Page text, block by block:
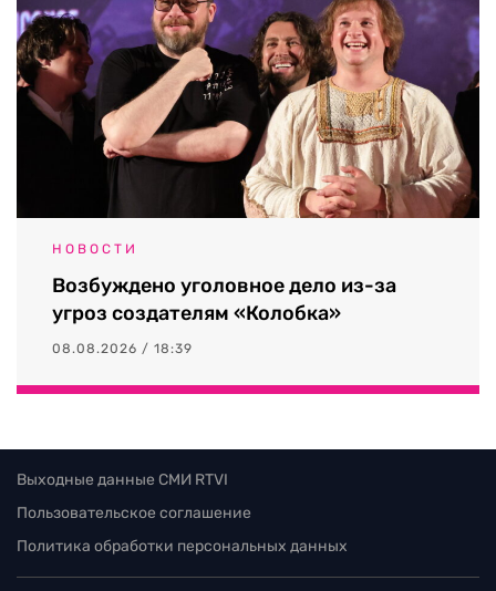
НОВОСТИ
Возбуждено уголовное дело из-за
угроз создателям «Колобка»
08.08.2026 / 18:39
Выходные данные СМИ RTVI
Пользовательское соглашение
Политика обработки персональных данных